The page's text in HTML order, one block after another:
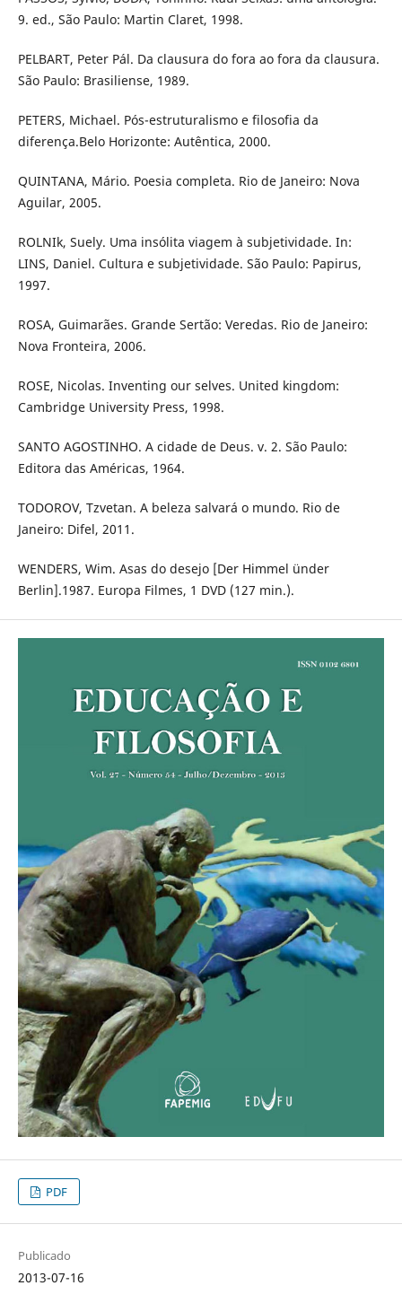
9. ed., São Paulo: Martin Claret, 1998.
PELBART, Peter Pál. Da clausura do fora ao fora da clausura.
São Paulo: Brasiliense, 1989.
PETERS, Michael. Pós-estruturalismo e filosofia da
diferença.Belo Horizonte: Autêntica, 2000.
QUINTANA, Mário. Poesia completa. Rio de Janeiro: Nova
Aguilar, 2005.
ROLNIk, Suely. Uma insólita viagem à subjetividade. In:
LINS, Daniel. Cultura e subjetividade. São Paulo: Papirus,
1997.
ROSA, Guimarães. Grande Sertão: Veredas. Rio de Janeiro:
Nova Fronteira, 2006.
ROSE, Nicolas. Inventing our selves. United kingdom:
Cambridge University Press, 1998.
SANTO AGOSTINHO. A cidade de Deus. v. 2. São Paulo:
Editora das Américas, 1964.
TODOROV, Tzvetan. A beleza salvará o mundo. Rio de
Janeiro: Difel, 2011.
WENDERS, Wim. Asas do desejo [Der Himmel ünder
Berlin].1987. Europa Filmes, 1 DVD (127 min.).
PDF
Publicado
2013-07-16